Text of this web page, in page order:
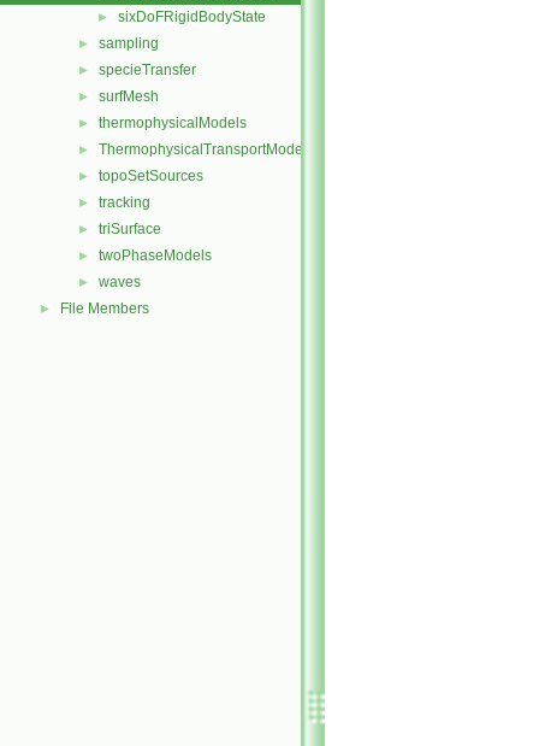
► sixDoFRigidBodyState
► sampling
► specieTransfer
► surfMesh
► thermophysicalModels
► ThermophysicalTransportModels
► topoSetSources
► tracking
► triSurface
► twoPhaseModels
► waves
► File Members